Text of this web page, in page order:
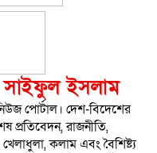
সাইফুল ইসলাম
পোর্টাল। দেশ-বিদেশের
প্রতিবেদন, রাজনীতি,
খেলাধুলা, কলাম এবং বৈশিষ্ট্য